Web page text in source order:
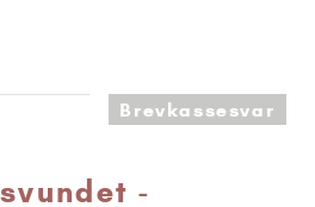
til 15+
Brevkassesvar
-